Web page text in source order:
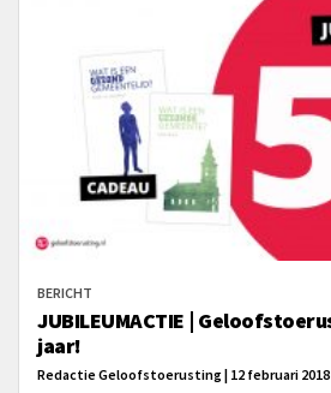
BERICHT
JUBILEUMACTIE |
jaar!
Redactie Geloofstoerusting | 12 februari 2018